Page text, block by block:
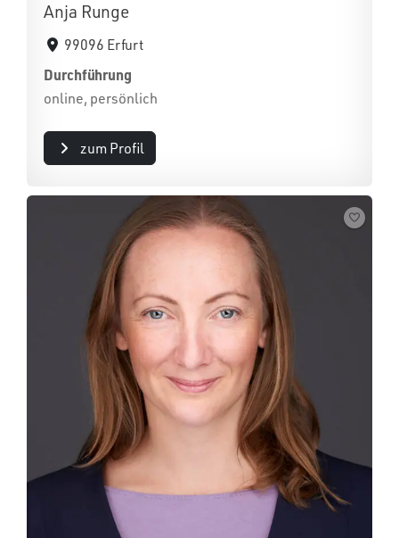
Anja Runge
99096 Erfurt
Durchführung
online, persönlich
zum Profil